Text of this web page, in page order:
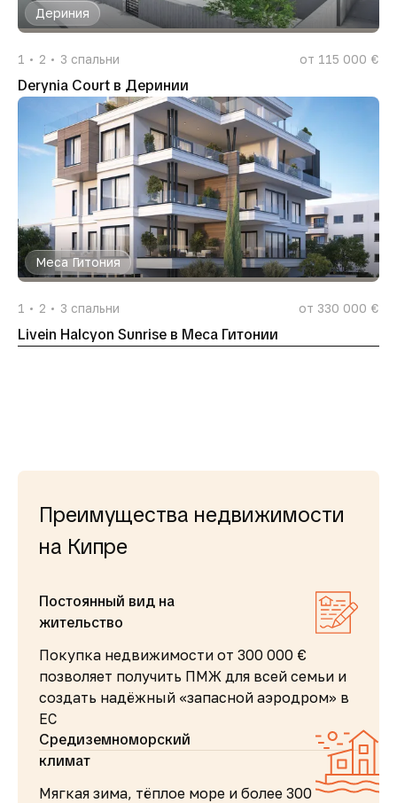
Дериния
1 2 3 спальни от 115 000 €
Derynia Court в Деринии
Меса Гитония
1 2 3 спальни от 330 000 €
Livein Halcyon Sunrise в Меса Гитонии
Преимущества недвижимости
на Кипре
Постоянный вид на
жительство
Покупка недвижимости от 300 000 €
позволяет получить ПМЖ для всей семьи и
создать надёжный «запасной аэродром» в
ЕС
Средиземноморский
климат
Мягкая зима, тёплое море и более 300